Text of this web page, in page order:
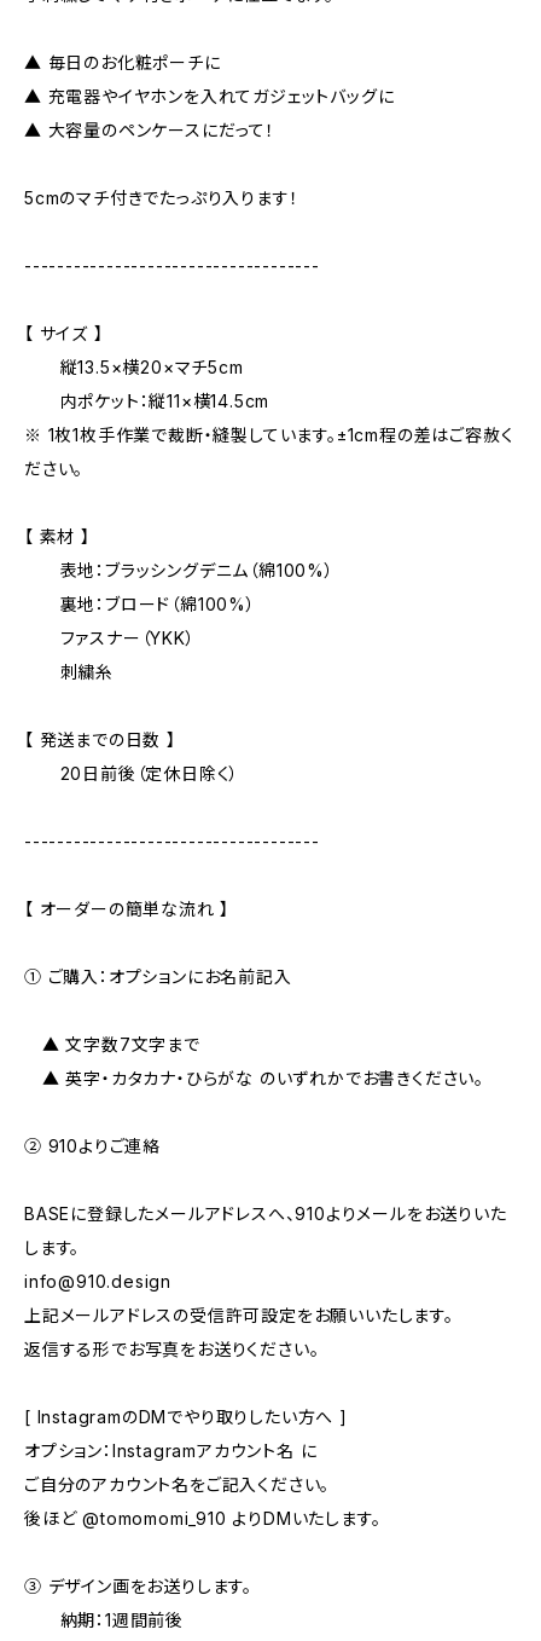
▲ 毎日のお化粧ポーチに
▲ 充電器やイヤホンを入れてガジェットバッグに
▲ 大容量のペンケースにだって！
5cmのマチ付きでたっぷり入ります！
------------------------------------
【 サイズ 】
縦13.5×横20×マチ5cm
内ポケット：縦11×横14.5cm
※ 1枚1枚手作業で裁断・縫製しています。±1cm程の差はご容赦く
ださい。
【 素材 】
表地：ブラッシングデニム（綿100%）
裏地：ブロード（綿100%）
ファスナー（YKK）
刺繍糸
【 発送までの日数 】
20日前後（定休日除く）
------------------------------------
【 オーダーの簡単な流れ 】
① ご購入：オプションにお名前記入
▲ 文字数7文字まで
▲ 英字・カタカナ・ひらがな のいずれかでお書きください。
② 910よりご連絡
BASEに登録したメールアドレスへ、910よりメールをお送りいた
します。
info@910.design
上記メールアドレスの受信許可設定をお願いいたします。
返信する形でお写真をお送りください。
[ InstagramのDMでやり取りしたい方へ ]
オプション：Instagramアカウント名 に
ご自分のアカウント名をご記入ください。
後ほど @tomomomi_910 よりDMいたします。
③ デザイン画をお送りします。
納期：1週間前後